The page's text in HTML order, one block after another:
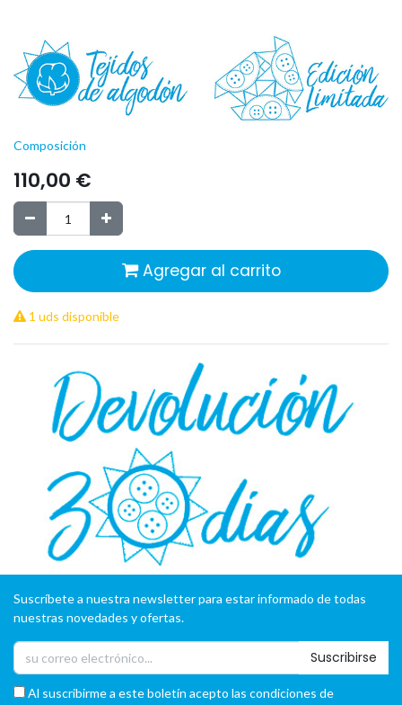
Composición
110,00 €
Agregar al carrito
1 uds disponible
Suscríbete a nuestra newsletter para estar informado de todas
nuestras novedades y ofertas.
Suscribirse
Al suscribirme a este boletín acepto las condiciones de